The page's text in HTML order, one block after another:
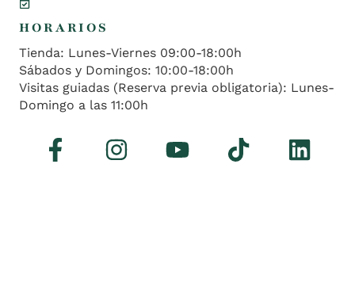
HORARIOS
Tienda: Lunes-Viernes 09:00-18:00h
Sábados y Domingos: 10:00-18:00h
Visitas guiadas (Reserva previa obligatoria): Lunes-
Domingo a las 11:00h